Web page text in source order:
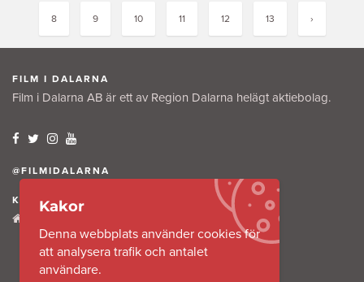
8 9 10 11 12 13 ›
FILM I DALARNA
Film i Dalarna AB är ett av Region Dalarna helägt aktiebolag.
@FILMIDALARNA
KONTAKTA OSS
791 31 Falun
Kakor
Denna webbplats använder cookies för
att analysera trafik och antalet
användare.